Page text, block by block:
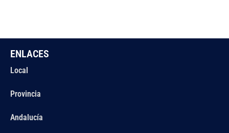
ENLACES
Local
Provincia
Andalucía